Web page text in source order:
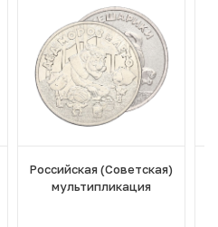
Российская (Советская)
мультипликация